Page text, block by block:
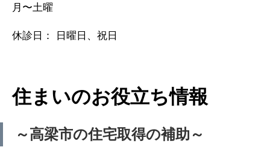
月〜土曜
休診日： 日曜日、祝日
住まいのお役立ち情報
～高梁市の住宅取得の補助～